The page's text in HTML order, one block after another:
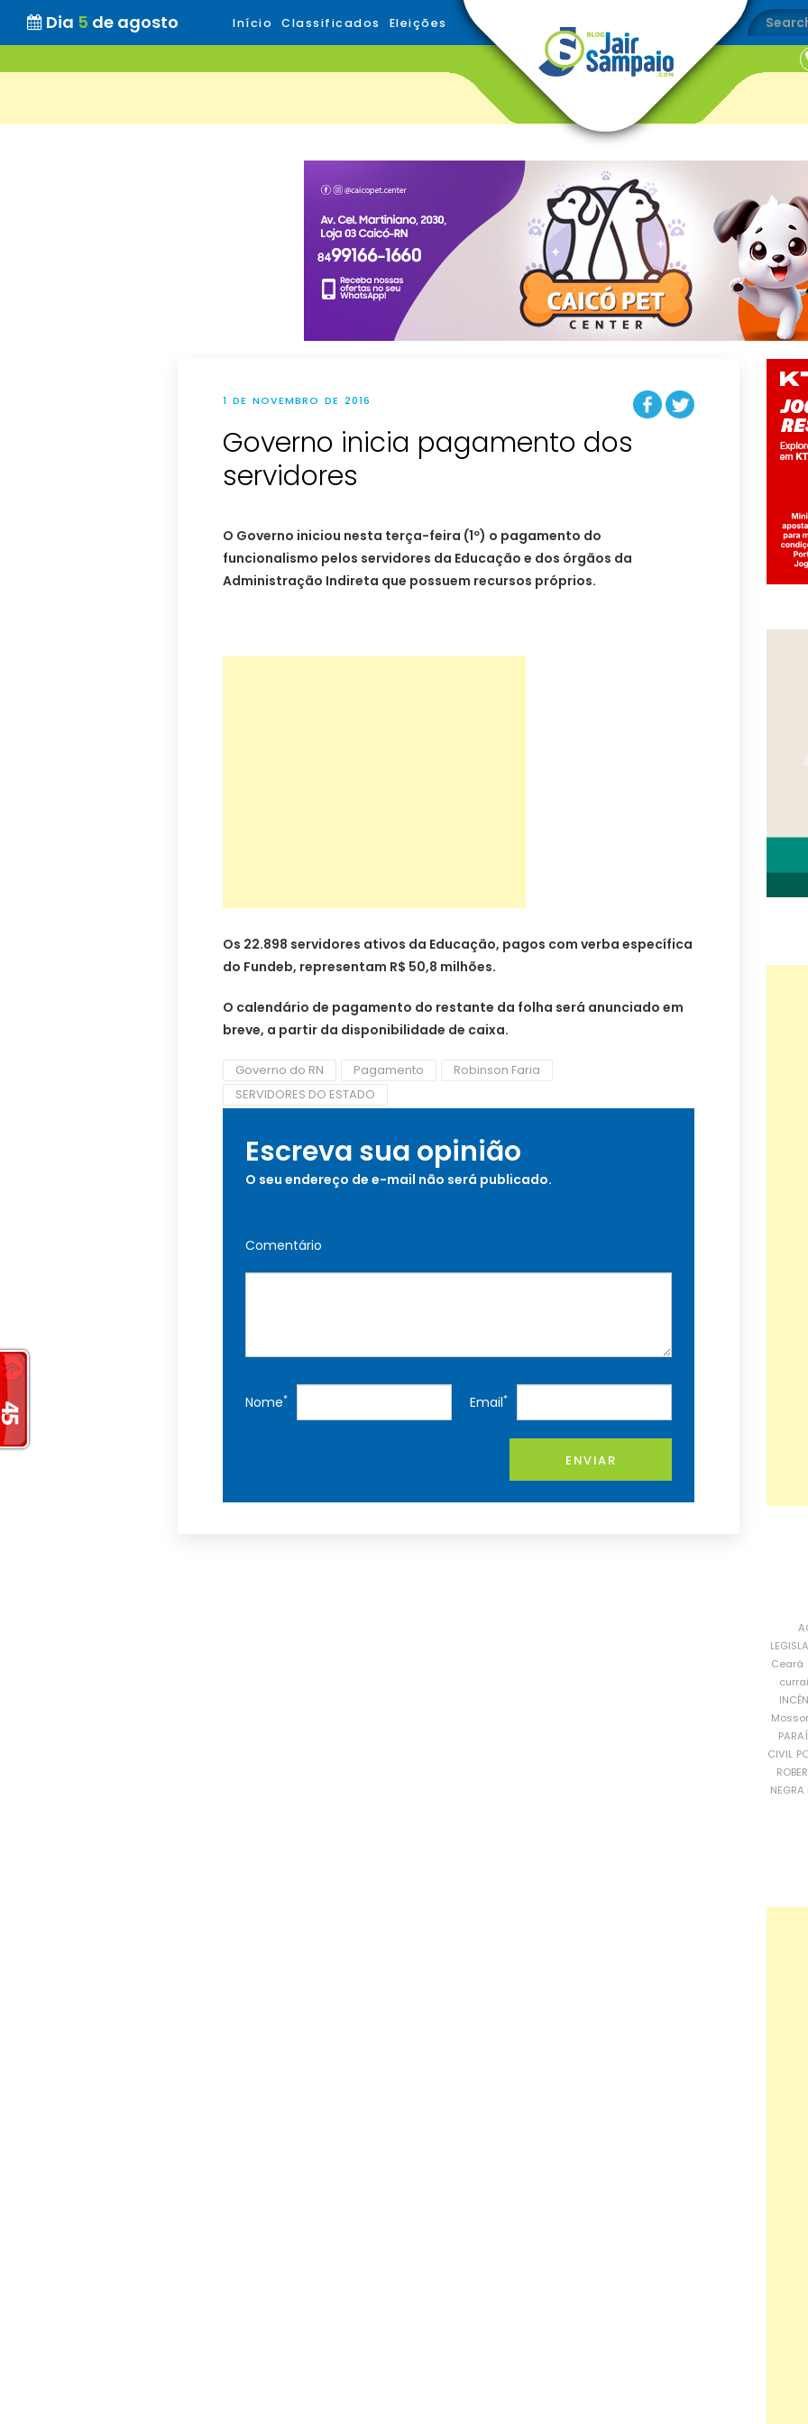
Dia 5 de agosto Início Classificados Eleições
1 DE NOVEMBRO DE 2016
Governo inicia pagamento dos
servidores
O Governo iniciou nesta terça-feira (1º) o pagamento do
funcionalismo pelos servidores da Educação e dos órgãos da
Administração Indireta que possuem recursos próprios.
Os 22.898 servidores ativos da Educação, pagos com verba específica
do Fundeb, representam R$ 50,8 milhões.
O calendário de pagamento do restante da folha será anunciado em
breve, a partir da disponibilidade de caixa.
Governo do RN Pagamento
Robinson Faria
SERVIDORES DO ESTADO
Escreva sua opinião
O seu endereço de e-mail não será publicado.
Comentário
Nome* Email*
ENVIAR
Ceará
CIVIL
NEGRA